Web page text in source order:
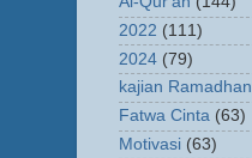
2022 (111)
2024 (79)
kajian Ramadhan
Fatwa Cinta (63)
Motivasi (63)